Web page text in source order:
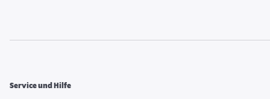
Service und Hilfe